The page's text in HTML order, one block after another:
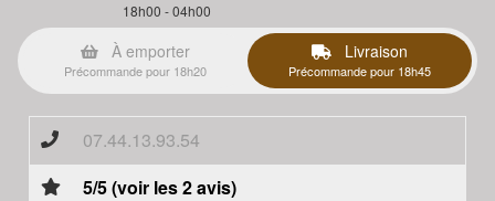
18h00 - 04h00
À emporter
Précommande pour 18h20
Livraison
Précommande pour 18h45
07.44.13.93.54
5/5 (voir les 2 avis)